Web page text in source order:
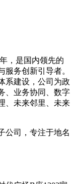
，是国内领先的
务创新引导者。
系建设，公司为政
、业务协同、数字
、未来邻里、未来
公司，专注于地名